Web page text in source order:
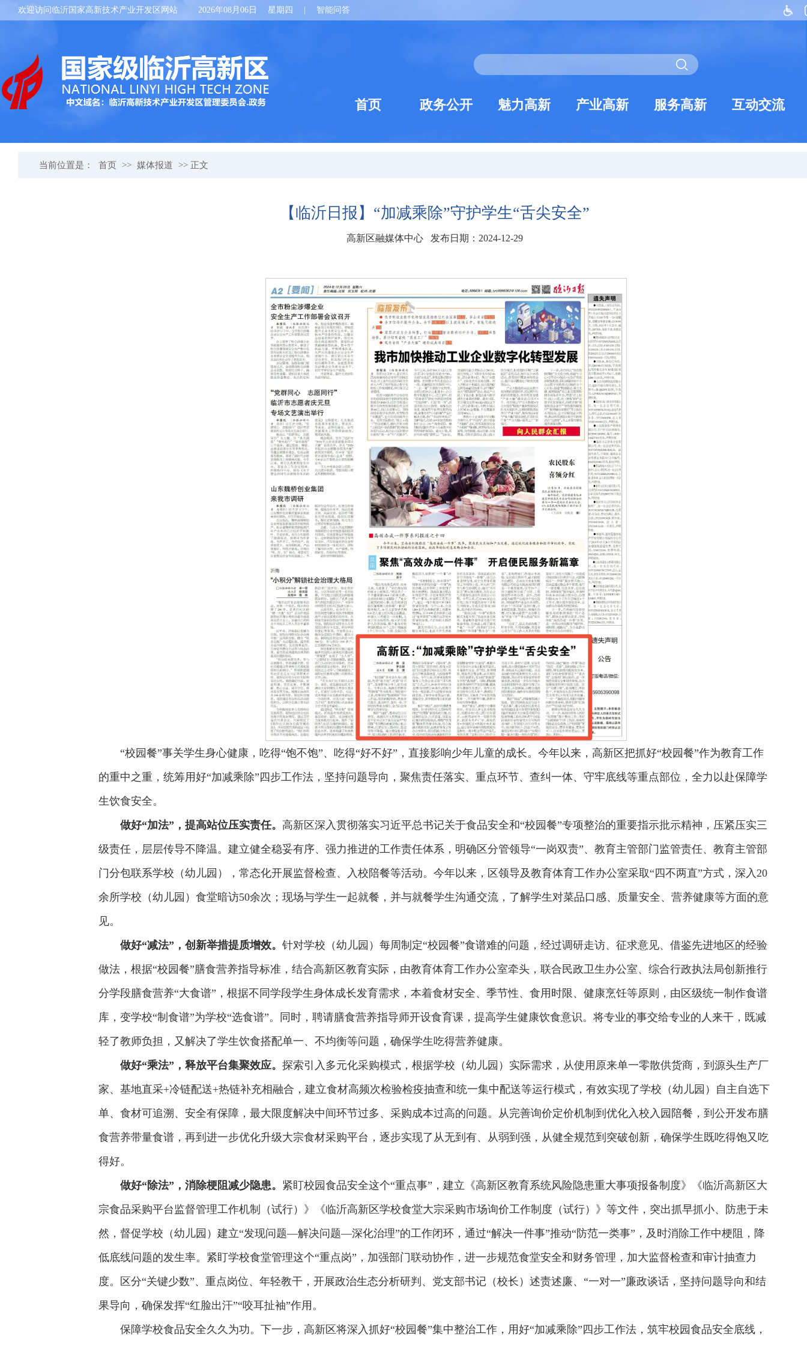
欢迎访问临沂国家高新技术产业开发区网站 2026年08月06日 星期四 智能问答
首页 政务公开 魅力高新 产业高新 服务高新 互动交流
当前位置是： 首页 >> 媒体报道 >> 正文
【临沂日报】“加减乘除”守护学生“舌尖安全”
高新区融媒体中心 发布日期：2024-12-29
“校园餐”事关学生身心健康，吃得“饱不饱”、吃得“好不好”，直接影响少年儿童的成长。今年以来，高新区把抓好“校园餐”作为教育工作
的重中之重，统筹用好“加减乘除”四步工作法，坚持问题导向，聚焦责任落实、重点环节、查纠一体、守牢底线等重点部位，全力以赴保障学
生饮食安全。
做好“加法”，提高站位压实责任。 高新区深入贯彻落实习近平总书记关于食品安全和“校园餐”专项整治的重要指示批示精神，压紧压实三
级责任，层层传导不降温。建立健全稳妥有序、强力推进的工作责任体系，明确区分管领导“一岗双责”、教育主管部门监管责任、教育主管部
门分包联系学校（幼儿园），常态化开展监督检查、入校陪餐等活动。今年以来，区领导及教育体育工作办公室采取“四不两直”方式，深入20
余所学校（幼儿园）食堂暗访50余次；现场与学生一起就餐，并与就餐学生沟通交流，了解学生对菜品口感、质量安全、营养健康等方面的意
见。
做好“减法”，创新举措提质增效。 针对学校（幼儿园）每周制定“校园餐”食谱难的问题，经过调研走访、征求意见、借鉴先进地区的经验
做法，根据“校园餐”膳食营养指导标准，结合高新区教育实际，由教育体育工作办公室牵头，联合民政卫生办公室、综合行政执法局创新推行
分学段膳食营养“大食谱”，根据不同学段学生身体成长发育需求，本着食材安全、季节性、食用时限、健康烹饪等原则，由区级统一制作食谱
库，变学校“制食谱”为学校“选食谱”。同时，聘请膳食营养指导师开设食育课，提高学生健康饮食意识。将专业的事交给专业的人来干，既减
轻了教师负担，又解决了学生饮食搭配单一、不均衡等问题，确保学生吃得营养健康。
做好“乘法”，释放平台集聚效应。 探索引入多元化采购模式，根据学校（幼儿园）实际需求，从使用原来单一零散供货商，到源头生产厂
家、基地直采+冷链配送+热链补充相融合，建立食材高频次检验检疫抽查和统一集中配送等运行模式，有效实现了学校（幼儿园）自主自选下
单、食材可追溯、安全有保障，最大限度解决中间环节过多、采购成本过高的问题。从完善询价定价机制到优化入校入园陪餐，到公开发布膳
食营养带量食谱，再到进一步优化升级大宗食材采购平台，逐步实现了从无到有、从弱到强，从健全规范到突破创新，确保学生既吃得饱又吃
得好。
做好“除法”，消除梗阻减少隐患。 紧盯校园食品安全这个“重点事”，建立《高新区教育系统风险隐患重大事项报备制度》《临沂高新区大
宗食品采购平台监督管理工作机制（试行）》《临沂高新区学校食堂大宗采购市场询价工作制度（试行）》等文件，突出抓早抓小、防患于未
然，督促学校（幼儿园）建立“发现问题—解决问题—深化治理”的工作闭环，通过“解决一件事”推动“防范一类事”，及时消除工作中梗阻，降
低底线问题的发生率。紧盯学校食堂管理这个“重点岗”，加强部门联动协作，进一步规范食堂安全和财务管理，加大监督检查和审计抽查力
度。区分“关键少数”、重点岗位、年轻教干，开展政治生态分析研判、党支部书记（校长）述责述廉、“一对一”廉政谈话，坚持问题导向和结
果导向，确保发挥“红脸出汗”“咬耳扯袖”作用。
保障学校食品安全久久为功。下一步，高新区将深入抓好“校园餐”集中整治工作，用好“加减乘除”四步工作法，筑牢校园食品安全底线，